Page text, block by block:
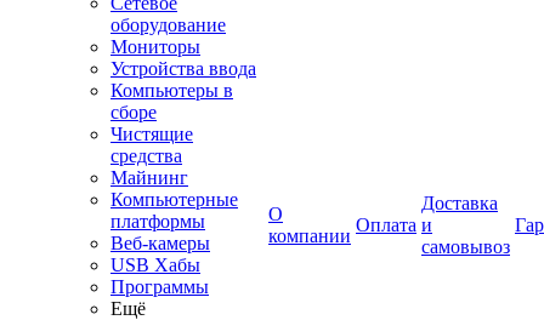
оборудование
Мониторы
Устройства ввода
Компьютеры в
сборе
Чистящие
средства
Майнинг
Компьютерные
платформы
Веб-камеры
USB Хабы
Программы
Ещё
О
компании
Оплата
Доставка
и
самовывоз